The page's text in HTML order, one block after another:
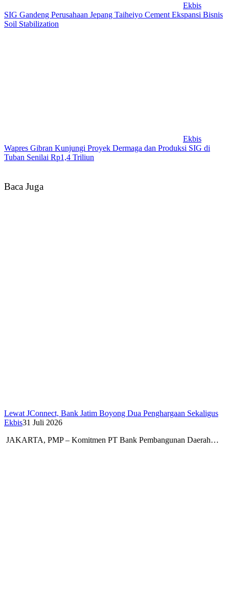
Ekbis
SIG Gandeng Perusahaan Jepang Taiheiyo Cement Ekspansi Bisnis
Soil Stabilization
Ekbis
Wapres Gibran Kunjungi Proyek Dermaga dan Produksi SIG di
Tuban Senilai Rp1,4 Triliun
Baca Juga
Lewat JConnect, Bank Jatim Boyong Dua Penghargaan Sekaligus
Ekbis31 Juli 2026
JAKARTA, PMP – Komitmen PT Bank Pembangunan Daerah…